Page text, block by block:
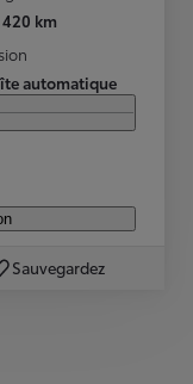
km
automatique
Sauvegardez